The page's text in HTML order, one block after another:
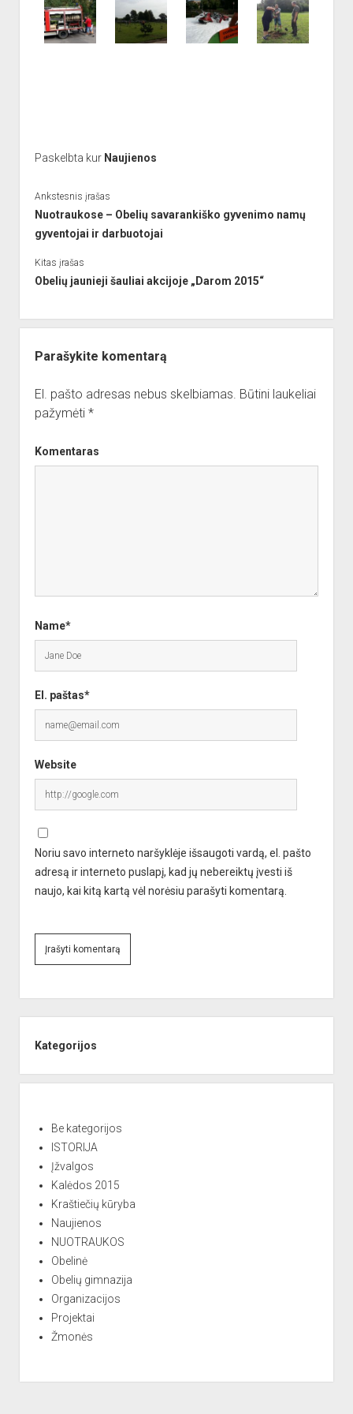
Paskelbta kur Naujienos
Ankstesnis įrašas
Nuotraukose – Obelių savarankiško gyvenimo namų
gyventojai ir darbuotojai
Kitas įrašas
Obelių jaunieji šauliai akcijoje „Darom 2015“
Parašykite komentarą
El. pašto adresas nebus skelbiamas. Būtini laukeliai
pažymėti *
Komentaras
Name*
El. paštas*
Website
Noriu savo interneto naršyklėje išsaugoti vardą, el. pašto
adresą ir interneto puslapį, kad jų nebereiktų įvesti iš
naujo, kai kitą kartą vėl norėsiu parašyti komentarą.
e
n
Kategorijos
Be kategorijos
ISTORIJA
Įžvalgos
Kalėdos 2015
Kraštiečių kūryba
Naujienos
NUOTRAUKOS
Obelinė
Obelių gimnazija
Organizacijos
Projektai
Žmonės